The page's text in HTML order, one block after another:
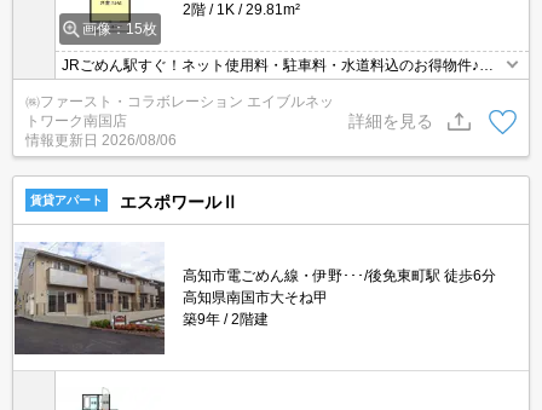
画像：15枚
2階
1K 29.81m²
JRごめん駅すぐ！ネット使用料・駐車料・水道料込のお得物件♪★2
㈱ファースト・コラボレーション エイブルネッ
トワーク南国店
情報更新日 2026/08/06
詳細を見る
賃貸アパート エスポワールⅡ
高知市電ごめん線・伊野･･･/後免東町駅 徒歩6分
高知県南国市大そね甲
築9年
2階建